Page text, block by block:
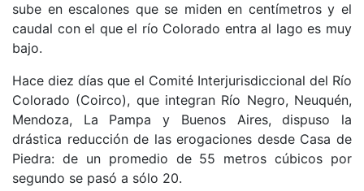
sube en escalones que se miden en centímetros y el
caudal con el que el río Colorado entra al lago es muy
bajo.
Hace diez días que el Comité Interjurisdiccional del Río
Colorado (Coirco), que integran Río Negro, Neuquén,
Mendoza, La Pampa y Buenos Aires, dispuso la
drástica reducción de las erogaciones desde Casa de
Piedra: de un promedio de 55 metros cúbicos por
segundo se pasó a sólo 20.